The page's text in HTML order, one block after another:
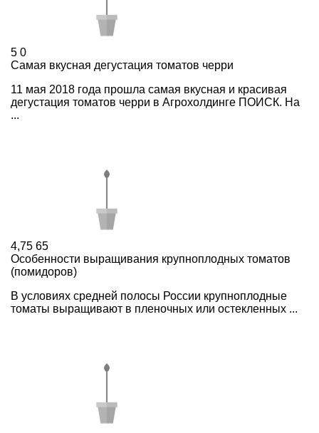
5 0
Самая вкусная дегустация томатов черри
11 мая 2018 года прошла самая вкусная и красивая
дегустация томатов черри в Агрохолдинге ПОИСК. На
...
4,75 65
Особенности выращивания крупноплодных томатов
(помидоров)
В условиях средней полосы России крупноплодные
томаты выращивают в пленочных или остекленных ...